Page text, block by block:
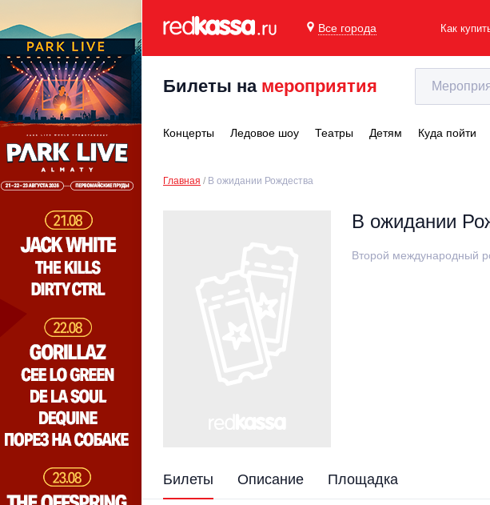
Все города Как
Билеты на мероприятия
Концерты Ледовое шоу Театры Детям Куда пойти
Главная В ожидании Рождества
В ожидании
Второй международный
Билеты Описание Площадка